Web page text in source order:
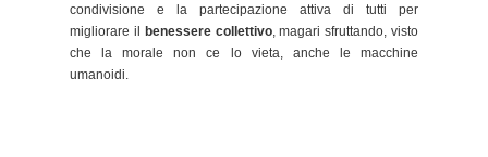
condivisione e la partecipazione attiva di tutti per
migliorare il benessere collettivo, magari sfruttando, visto
che la morale non ce lo vieta, anche le macchine
umanoidi.